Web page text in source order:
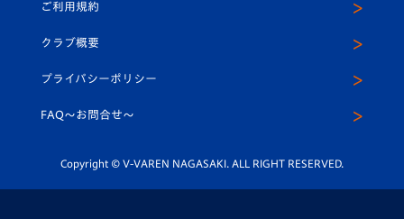
平和祈念活動
ホームタウン活動
スクール
ヴィヴィくんインスタグラム
公式LINE＠
ご利用規約
クラブ概要
プライバシーポリシー
FAQ〜お問合せ〜
Copyright © V-VAREN NAGASAKI. ALL RIGHT RESERVED.